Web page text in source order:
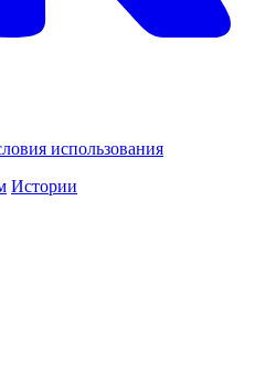
использования
Истории